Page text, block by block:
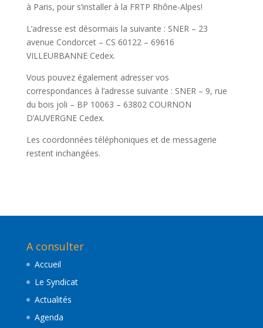
à Paris, pour s’installer à la FRTP Rhône-Alpes!
L’adresse est désormais la suivante : SNER – 23
avenue Condorcet – CS 60122 – 69616
VILLEURBANNE Cedex.
Vous pouvez également adresser vos
correspondances à l’adresse suivante : SNER – 9, rue
du bois joli – BP 10063 – 63802 COURNON
D’AUVERGNE Cedex.
Les coordonnées téléphoniques et de messagerie
restent inchangées.
A consulter
Accueil
Le Syndicat
Actualités
Agenda